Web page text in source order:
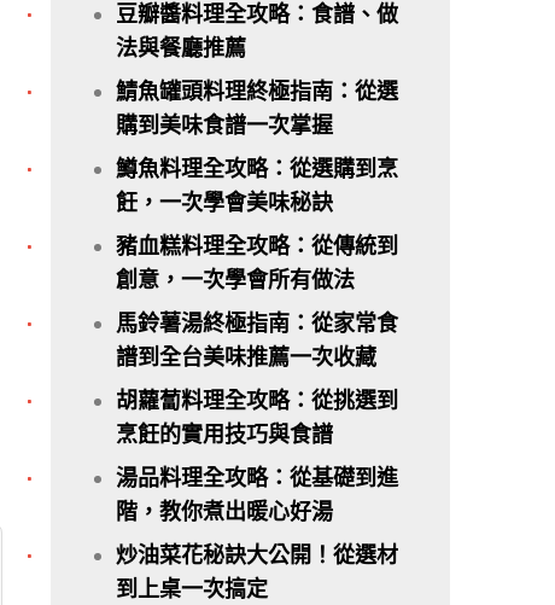
豆瓣醬料理全攻略：食譜、做
法與餐廳推薦
鯖魚罐頭料理終極指南：從選
購到美味食譜一次掌握
鱒魚料理全攻略：從選購到烹
飪，一次學會美味秘訣
豬血糕料理全攻略：從傳統到
創意，一次學會所有做法
馬鈴薯湯終極指南：從家常食
譜到全台美味推薦一次收藏
胡蘿蔔料理全攻略：從挑選到
烹飪的實用技巧與食譜
湯品料理全攻略：從基礎到進
階，教你煮出暖心好湯
炒油菜花秘訣大公開！從選材
到上桌一次搞定